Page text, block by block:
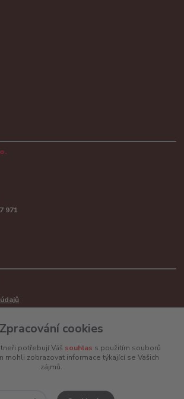
971
ADR
Zpracování cookies
potřebují Váš souhlas s použitím souborů
mohli zobrazovat informace týkající se Vašich
zájmů.